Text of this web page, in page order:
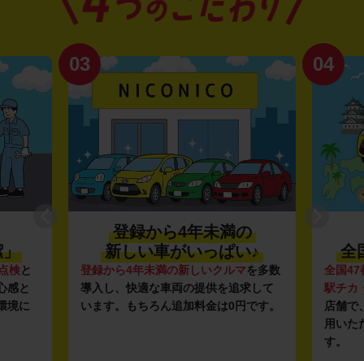
」
検と
感と
境に
03
登録から4年未満の
新しい車がいっぱい♪
登録から4年未満の新しいクルマを多数
導入し、快適な車両の提供を追求して
います。もちろん追加料金は0円です。
04
全
全国47
駅チカ
店舗で
用いた
す。